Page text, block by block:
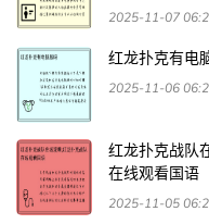
2025-11-07
红龙扑克有电
2025-11-06
红龙扑克战队
在线观看国语
2025-11-05